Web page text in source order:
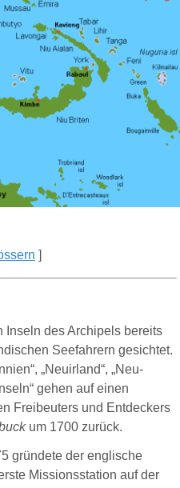
]
Inseln des Archipels bereits
Seefahrerngesichtet.
„Neuirland“, „Neu-
gehen auf einen
Freibeuters und Entdeckers
um 1700 zurück.
gründete der englische
Missionsstation auf der